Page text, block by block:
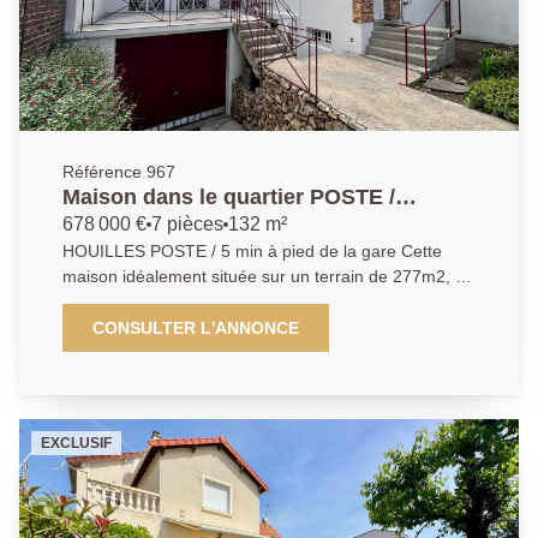
Référence 967
Maison dans le quartier POSTE /
Centre-ville
678 000 € 7 pièces 132 m²
HOUILLES POSTE / 5 min à pied de la gare Cette
maison idéalement située sur un terrain de 277m2, se
compose d'une entrée, salle à manger, cuisine
séparée, grand salon donnant sur une terrasse, au
1er étage, belle salle d'eau avec fenêtre, 2 chambres,
et 3 pièces. DPE en cours...
CONSULTER L'ANNONCE
EXCLUSIF